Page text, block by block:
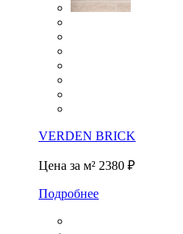
VERDEN BRICK
Цена за м² 2380 ₽
Подробнее